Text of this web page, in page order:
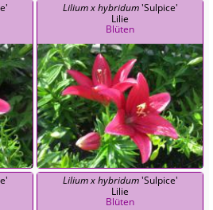
Lilium x hybridum'Sulpice'
Lilie
Blüten
Lilium x hybridum'Sulpice'
Lilie
Blüten